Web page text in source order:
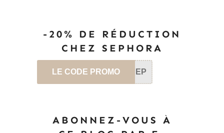
-20% DE RÉDUCTION
CHEZ SEPHORA
LE CODE PROMO SEP
ABONNEZ-VOUS À